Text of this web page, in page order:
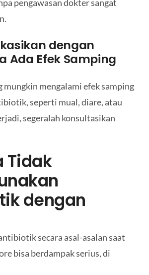
pengawasan dokter sangat
dengan
Ada Efek Samping
mungkin mengalami efek samping
seperti mual, diare, atau
segeralah konsultasikan
Tidak
dengan
secara asal-asalan saat
bisa berdampak serius, di